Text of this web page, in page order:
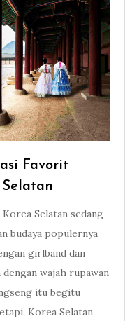
Favorit
Selatan sedang
budaya populernya
girlband dan
wajah rupawan
itu begitu
Korea Selatan